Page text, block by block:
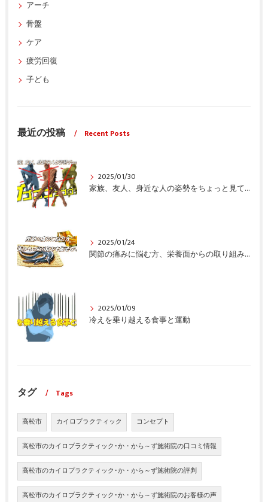
アーチ
骨盤
ケア
疲労回復
子ども
最近の投稿 Recent Posts
2025/01/30
家族、友人、身近な人の姿勢をちょっと見てみませんか？
2025/01/24
関節の痛みに悩む方、栄養面からの取り組みも重要ですよ！
2025/01/09
冷えを乗り越える食事と運動
タグ Tags
高松市 カイロプラクティック コンセプト
高松市のカイロプラクティック･か・から～ず施術院の口コミ情報
高松市のカイロプラクティック･か・から～ず施術院の評判
高松市のカイロプラクティック･か・から～ず施術院のお客様の声